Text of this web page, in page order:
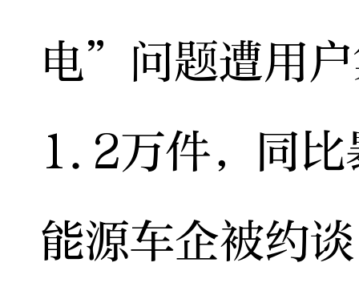
电”问题遭用
1.2万件，同
能源车企被约